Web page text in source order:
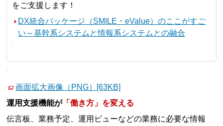
をご支援します！
DX統合パッケージ（SMILE・eValue）のここがすご
い～基幹系システムと情報系システムとの融合
画面拡大画像（PNG）[63KB]
運用支援機能が「働き方」を変える
伝言板、業務予定、運用ビューなどの業務に必要な情報